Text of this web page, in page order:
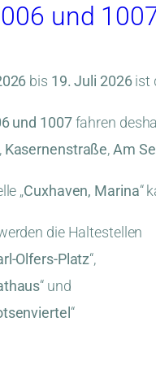
und
bis 19. Juli 2026ist
und 1007fahren
, Kasernenstraße,Am
„Cuxhaven, Marina“
die Haltestellen
Olfers-Platz“,
“ und
“